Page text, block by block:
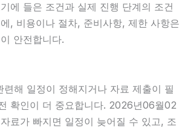
에 들은 조건과 실제 진행 단계의 조건
, 비용이나 절차, 준비사항, 제한 사항은
안전합니다.
련해 일정이 정해지거나 자료 제출이 필
확인이 더 중요합니다. 2026년06월02
료가 빠지면 일정이 늦어질 수 있고, 조